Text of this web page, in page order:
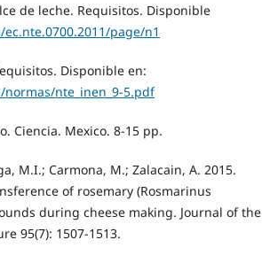
de leche. Requisitos. Disponible
page/n1
Disponible en:
nte_inen_9-5.pdf
Ciencia. Mexico. 8-15 pp.
M.I.; Carmona, M.; Zalacain, A. 2015.
of rosemary (Rosmarinus
during cheese making. Journal of the
95(7): 1507-1513.